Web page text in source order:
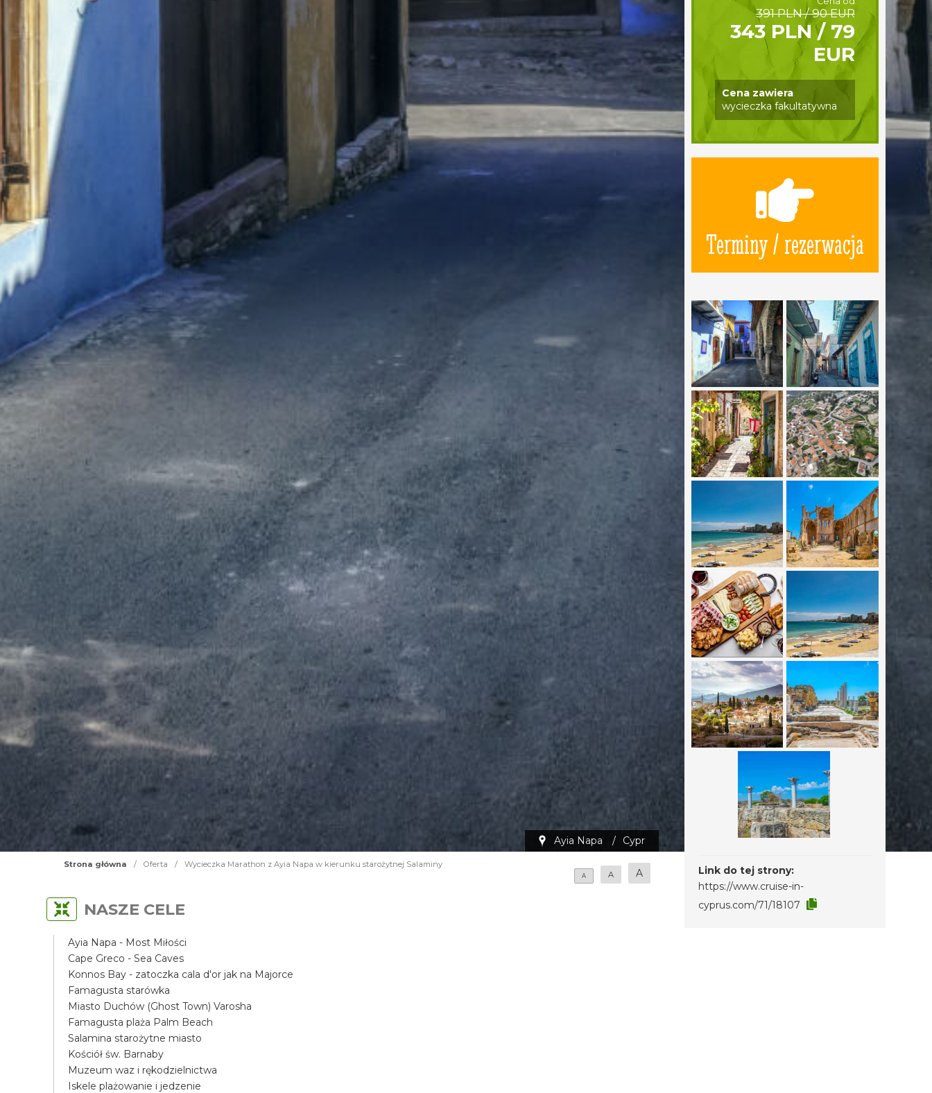
Ayia Napa / Cypr
Strona główna / Oferta / Wycieczka Marathon z Ayia Napa w kierunku starożytnej Salaminy
A A A
391 PLN / 90 EUR
343 PLN / 79
EUR
Cena zawiera
wycieczka fakultatywna
Terminy / rezerwacja
Link do tej strony:
https://www.cruise-in-
cyprus.com/71/18107
NASZE CELE
Ayia Napa - Most Miłości
Cape Greco - Sea Caves
Konnos Bay - zatoczka cala d'or jak na Majorce
Famagusta starówka
Miasto Duchów (Ghost Town) Varosha
Famagusta plaża Palm Beach
Salamina starożytne miasto
Kościół św. Barnaby
Muzeum waz i rękodzielnictwa
Iskele plażowanie i jedzenie